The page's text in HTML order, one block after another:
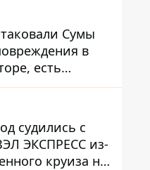
Сумы
в
есть
судились с
ЭКСПРЕСС из-
круиза на